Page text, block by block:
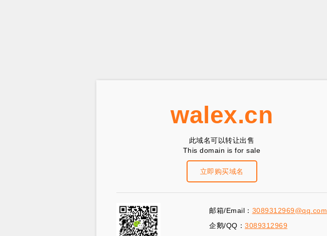
walex.cn
此域名可以转让出售
This domain is for sale
立即购买域名
邮箱/Email： 3089312969@qq.com
企鹅/QQ： 3089312969